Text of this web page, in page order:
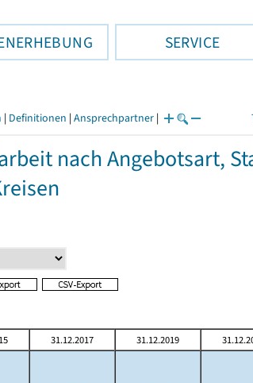
SERVICE
| Definitionen | Ansprechpartner |
nach Angebotsart,
31.12.2017 31.12.2019